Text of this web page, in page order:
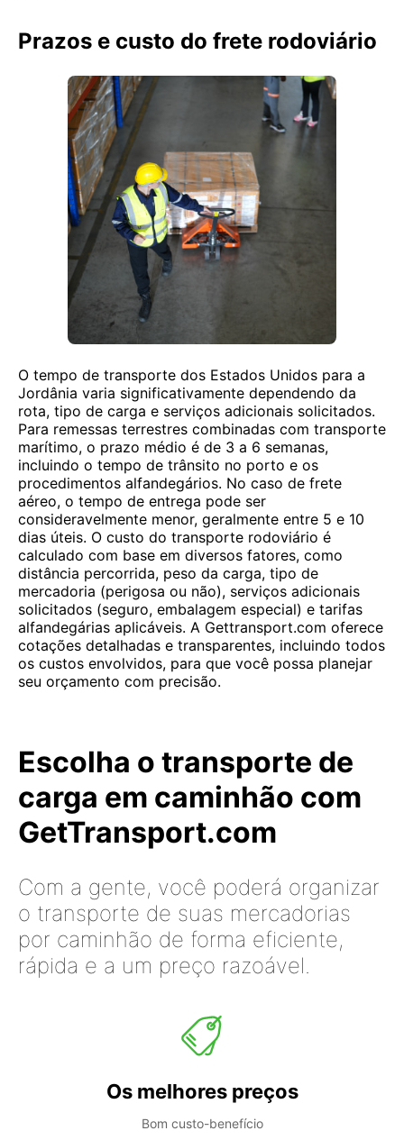
Prazos e custo do frete rodoviário
O tempo de transporte dos Estados Unidos para a
Jordânia varia significativamente dependendo da
rota, tipo de carga e serviços adicionais solicitados.
Para remessas terrestres combinadas com transporte
marítimo, o prazo médio é de 3 a 6 semanas,
incluindo o tempo de trânsito no porto e os
procedimentos alfandegários. No caso de frete
aéreo, o tempo de entrega pode ser
consideravelmente menor, geralmente entre 5 e 10
dias úteis. O custo do transporte rodoviário é
calculado com base em diversos fatores, como
distância percorrida, peso da carga, tipo de
mercadoria (perigosa ou não), serviços adicionais
solicitados (seguro, embalagem especial) e tarifas
alfandegárias aplicáveis. A Gettransport.com oferece
cotações detalhadas e transparentes, incluindo todos
os custos envolvidos, para que você possa planejar
seu orçamento com precisão.
Escolha o transporte de
carga em caminhão com
GetTransport.com
Com a gente, você poderá organizar
o transporte de suas mercadorias
por caminhão de forma eficiente,
rápida e a um preço razoável.
Os melhores preços
Bom custo-benefício